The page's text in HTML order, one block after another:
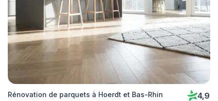
Rénovation de parquets à Hoerdt et Bas-Rhin 4,9